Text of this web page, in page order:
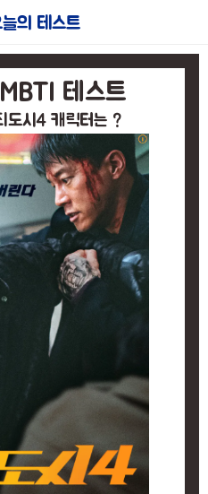
의 테스트
테스트
도시4 캐릭터는 ?